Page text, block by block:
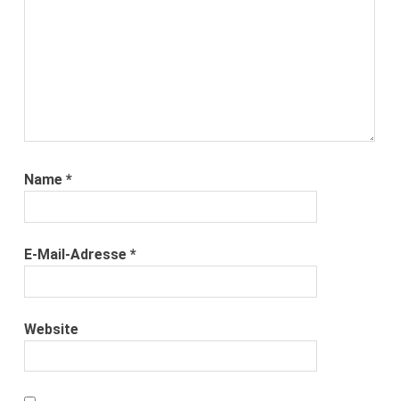
Name*
E-Mail-Adresse*
Website